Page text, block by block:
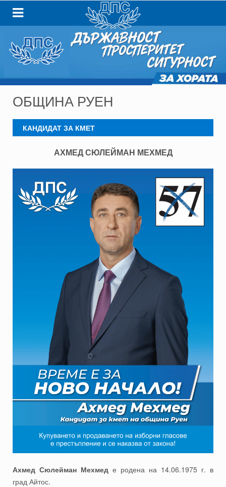
ОБЩИНА РУЕН
КАНДИДАТ ЗА КМЕТ
АХМЕД СЮЛЕЙМАН МЕХМЕД
Ахмед Сюлейман Мехмед е родена на 14.06.1975 г. в
град Айтос.